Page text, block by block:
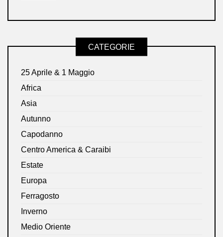
CATEGORIE
25 Aprile & 1 Maggio
Africa
Asia
Autunno
Capodanno
Centro America & Caraibi
Estate
Europa
Ferragosto
Inverno
Medio Oriente